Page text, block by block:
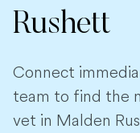
Rushett
Connect
team to find the
vet in Malden